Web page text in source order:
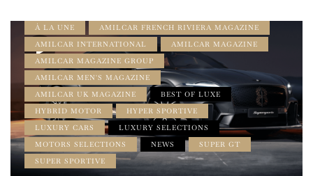
À LA UNE
AMILCAR FRENCH RIVIERA MAGAZINE
AMILCAR INTERNATIONAL
AMILCAR MAGAZINE
AMILCAR MAGAZINE GROUP
AMILCAR MEN'S MAGAZINE
AMILCAR UK MAGAZINE
BEST OF LUXE
HYBRID MOTOR
HYPER SPORTIVE
LUXURY CARS
LUXURY SELECTIONS
MOTORS SELECTIONS
NEWS
SUPER GT
SUPER SPORTIVE